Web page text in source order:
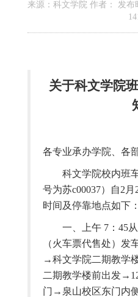
来源：科文学院 作者： 发布
关于科文学院
各专业承办学院、各
科文学院校内班
号为苏c00037）自2 月
时间及停靠地点如下：
一、上午 7 ： 45
（火车票代售处）
→科文学院二期教学
二期教学楼前出发→
门→泉山校区东门内侧